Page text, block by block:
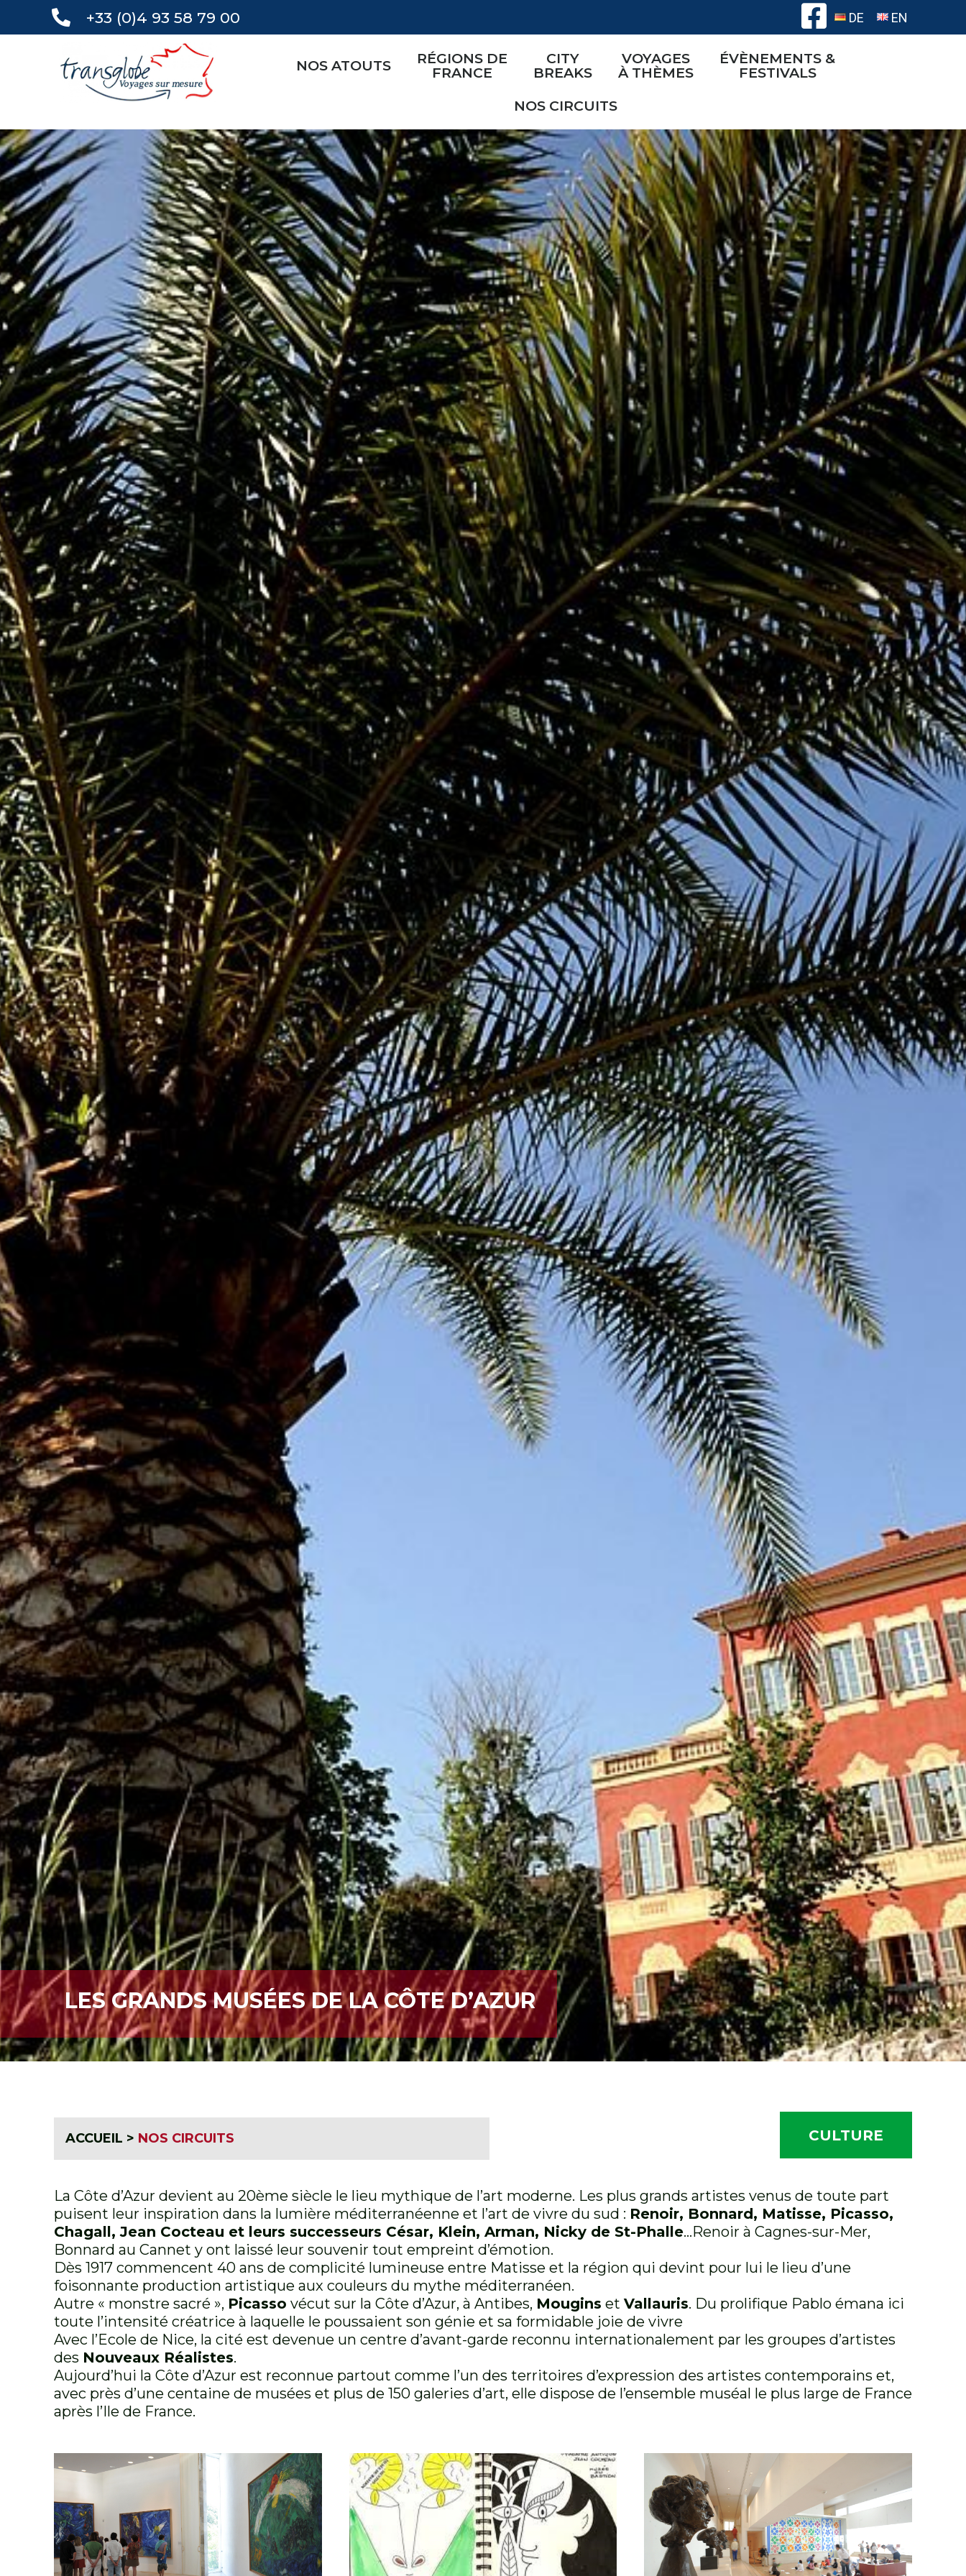
+33 (0)4 93 58 79 00 DE EN
NOS ATOUTS
RÉGIONS DE
FRANCE
CITY
BREAKS
VOYAGES
À THÈMES
ÉVÈNEMENTS &
FESTIVALS
NOS CIRCUITS
LES GRANDS MUSÉES DE LA CÔTE D’AZUR
ACCUEIL > NOS CIRCUITS CULTURE
La Côte d’Azur devient au 20ème siècle le lieu mythique de l’art moderne. Les plus grands artistes venus de toute part
puisent leur inspiration dans la lumière méditerranéenne et l’art de vivre du sud : Renoir, Bonnard, Matisse, Picasso,
Chagall, Jean Cocteau et leurs successeurs César, Klein, Arman, Nicky de St-Phalle…Renoir à Cagnes-sur-Mer,
Bonnard au Cannet y ont laissé leur souvenir tout empreint d’émotion.
Dès 1917 commencent 40 ans de complicité lumineuse entre Matisse et la région qui devint pour lui le lieu d’une
foisonnante production artistique aux couleurs du mythe méditerranéen.
Autre « monstre sacré », Picasso vécut sur la Côte d’Azur, à Antibes, Mougins et Vallauris. Du prolifique Pablo émana ici
toute l’intensité créatrice à laquelle le poussaient son génie et sa formidable joie de vivre
Avec l’Ecole de Nice, la cité est devenue un centre d’avant-garde reconnu internationalement par les groupes d’artistes
des Nouveaux Réalistes.
Aujourd’hui la Côte d’Azur est reconnue partout comme l’un des territoires d’expression des artistes contemporains et,
avec près d’une centaine de musées et plus de 150 galeries d’art, elle dispose de l’ensemble muséal le plus large de France
après l’Ile de France.